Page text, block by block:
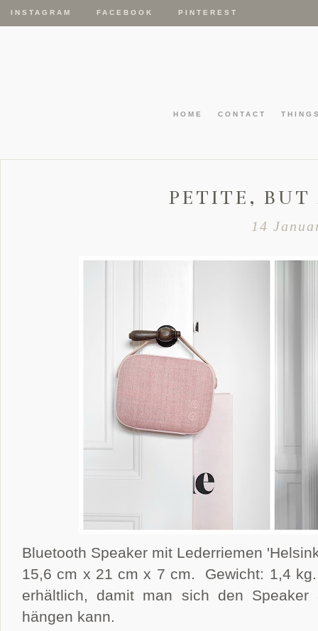
INSTAGRAM FACEBOOK PINTEREST
HOME CONTACT
PETITE, BUT
14
Bluetooth Speaker mit Lederriemen
15,6 cm x 21 cm x 7 cm. Gewicht: 1,4
erhältlich, damit man sich den
hängen kann.